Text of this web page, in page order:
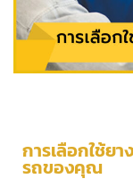
การเลือกใช้ย
รถของคุณ